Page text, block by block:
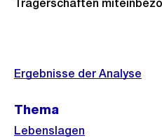
Trägerschaften
Informationen
Ergebnisse der Analyse
Thema
Lebenslagen